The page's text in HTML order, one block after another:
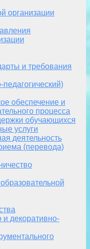
организации
и требования
педагогический)
обеспечение и
процесса
обучающихся
услуги
деятельность
(перевода)
и декоративно-